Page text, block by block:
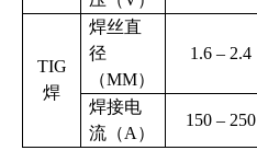
TIG
焊
焊丝直
径
（MM）
1.6 – 2.4
焊接电
流（A ）
150 – 250